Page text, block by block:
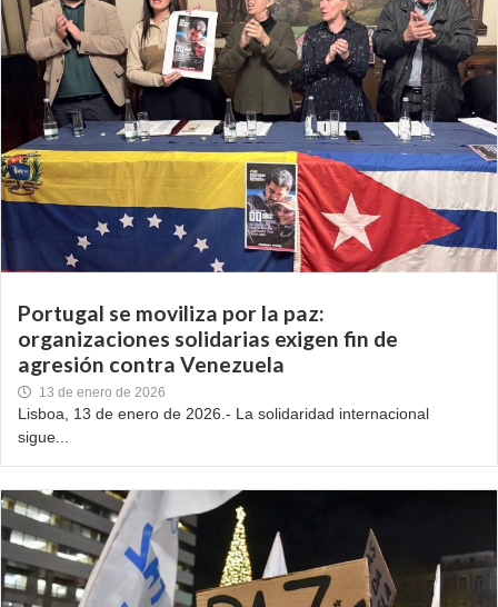
Portugal se moviliza por la paz:
organizaciones solidarias exigen fin de
agresión contra Venezuela
13 de enero de 2026
Lisboa, 13 de enero de 2026.- La solidaridad internacional
sigue...